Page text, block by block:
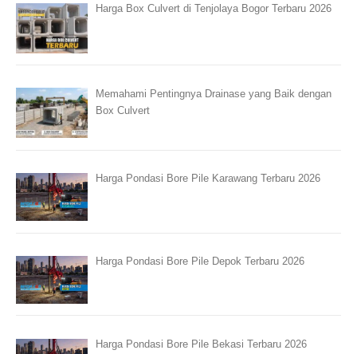
Harga Box Culvert di Tenjolaya Bogor Terbaru 2026
Memahami Pentingnya Drainase yang Baik dengan
Box Culvert
Harga Pondasi Bore Pile Karawang Terbaru 2026
Harga Pondasi Bore Pile Depok Terbaru 2026
Harga Pondasi Bore Pile Bekasi Terbaru 2026